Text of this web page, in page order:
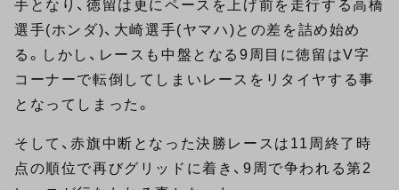
手となり、徳留は更にペースを上げ前を走行する高橋
選手(ホンダ)、大崎選手(ヤマハ)との差を詰め始め
る。しかし、レースも中盤となる9周目に徳留はV字
コーナーで転倒してしまいレースをリタイヤする事
となってしまった。
そして、赤旗中断となった決勝レースは11周終了時
点の順位で再びグリッドに着き、9周で争われる第2